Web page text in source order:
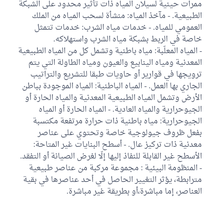
ممرات حينية لسيلان المياه ذات تأثير محدود على الشبكة
الطبيعية. - مآخذ المياه: منشأة لسحب المياه من الملك
العمومي للمياه. - خدمات مياه الشرب: خدمات تتمثل
خاصة في الربط بشبكة مياه الشرب واستهلاكه.
- المياه المعلّبة: مياه باطنية وتشمل كل من المياه الطبيعية
المعدنية ومياه الينابيع والعيون ومياه الطاولة التي يتم
ترويجها في قوارير أو حاويات طبقا للتشريع والتراتيب
الجاري بها العمل. - المياه الباطنية: المياه الموجودة بباطن
الأرض وتشمل المياه الطبيعية المعدنية والمياه الحارة أو
الجيوحرارية والمياه العادية. - المياه الحارة أو المياه
الجيوحرارية: مياه باطنية ذات حرارة مرتفعة مكتسبة
بفعل ظروف جيولوجية خاصة وتحتوي على عناصر
معدنية ذات تركيز عال. - أسطح البنايات غير المتاحة:
الأسطح غير القابلة للنفاذ إليها إلّا لغرض الصيانة أو التفقد.
- المنظومة البيئية : مجموعة مركبة من عناصر طبيعية
مترابطة، يؤثر التغيير الحاصل في أحد عناصرها في بقية
العناصر، إما مباشرة،أو بطريقة غير مباشرة.